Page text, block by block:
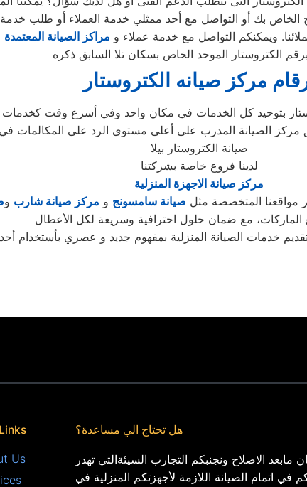
ويمكنكم التواصل مع خدمة عملاء و مراكز الصيانة المعتمدة
الكتروستار الموحد الخاص بسكان تلا السابق ذكره
مركز صيانه الكتروستار
الصيانة المدرب على أعلى مستوى الرد على المكالمات في غضون
صيانة الكتروستار بيلا
لدينا فروع خاصة بشركتنا
مركز صيانة الاجهزة المنزلية
مواقعنا المتخصصة مثل صيانة سامسونج و مركز صيانة شارب و
خدمات الصيانة المنزلية بمفهوم جديد و عصري بأستخدام
Us
هل تحتاج الي مساعدة؟
الاصلاح ونجنبكم التجارب السيئةالتي تهدر
اتمام الصيانة اللازمة لأجهزتكم المنزلية في